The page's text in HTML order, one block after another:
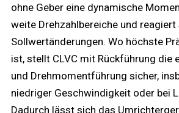
ohne Geber eine dynamische
weite Drehzahlbereiche und
Sollwertänderungen. Wo höchste
ist, stellt CLVC mit Rückführung die
und Drehmomentführung sicher,
niedriger Geschwindigkeit oder bei
Dadurch lässt sich das